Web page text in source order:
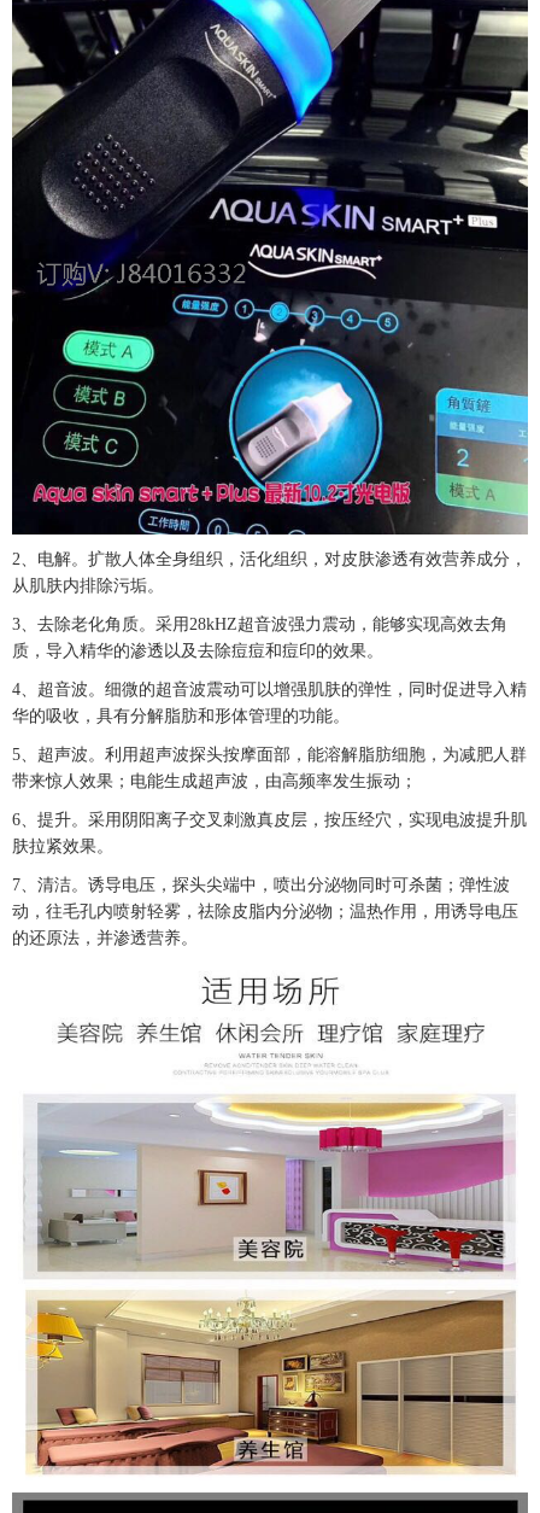
2、电解。扩散人体全身组织，活化组织，对皮肤渗透有效营养成分，
从肌肤内排除污垢。
3、去除老化角质。采用28kHZ超音波强力震动，能够实现高效去角
质，导入精华的渗透以及去除痘痘和痘印的效果。
4、超音波。细微的超音波震动可以增强肌肤的弹性，同时促进导入精
华的吸收，具有分解脂肪和形体管理的功能。
5、超声波。利用超声波探头按摩面部，能溶解脂肪细胞，为减肥人群
带来惊人效果；电能生成超声波，由高频率发生振动；
6、提升。采用阴阳离子交叉刺激真皮层，按压经穴，实现电波提升肌
肤拉紧效果。
7、清洁。诱导电压，探头尖端中，喷出分泌物同时可杀菌；弹性波
动，往毛孔内喷射轻雾，祛除皮脂内分泌物；温热作用，用诱导电压
的还原法，并渗透营养。